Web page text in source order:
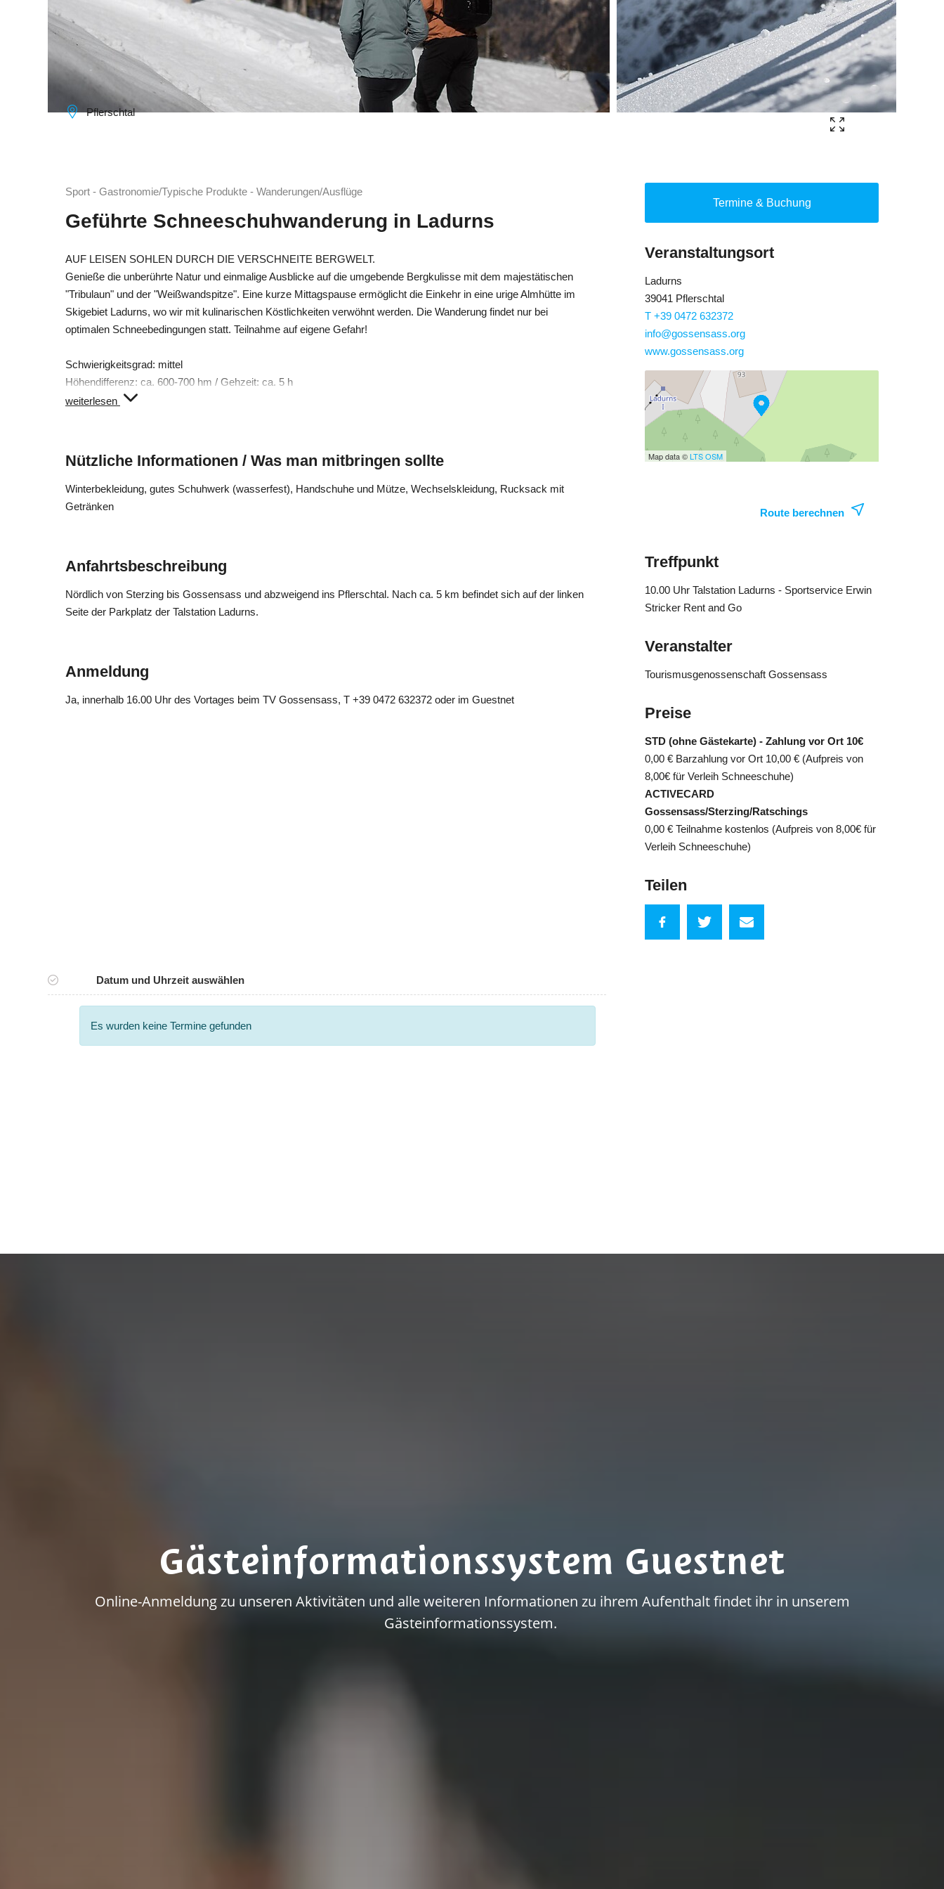
Pflerschtal
Sport - Gastronomie/Typische Produkte - Wanderungen/Ausflüge
Geführte Schneeschuhwanderung in Ladurns
AUF LEISEN SOHLEN DURCH DIE VERSCHNEITE BERGWELT.
Genieße die unberührte Natur und einmalige Ausblicke auf die umgebende Bergkulisse mit dem majestätischen
"Tribulaun" und der "Weißwandspitze". Eine kurze Mittagspause ermöglicht die Einkehr in eine urige Almhütte im
Skigebiet Ladurns, wo wir mit kulinarischen Köstlichkeiten verwöhnt werden. Die Wanderung findet nur bei
optimalen Schneebedingungen statt. Teilnahme auf eigene Gefahr!
Schwierigkeitsgrad: mittel
Höhendifferenz: ca. 600-700 hm / Gehzeit: ca. 5 h
Kinder können ab 14 Jahren teilnehmen!
weiterlesen
Nützliche Informationen / Was man mitbringen sollte
Winterbekleidung, gutes Schuhwerk (wasserfest), Handschuhe und Mütze, Wechselskleidung, Rucksack mit
Getränken
Anfahrtsbeschreibung
Nördlich von Sterzing bis Gossensass und abzweigend ins Pflerschtal. Nach ca. 5 km befindet sich auf der linken
Seite der Parkplatz der Talstation Ladurns.
Anmeldung
Ja, innerhalb 16.00 Uhr des Vortages beim TV Gossensass, T +39 0472 632372 oder im Guestnet
Termine & Buchung
Veranstaltungsort
Ladurns
39041 Pflerschtal
T +39 0472 632372
info@gossensass.org
www.gossensass.org
Map data ©LTS OSM
Route berechnen
Treffpunkt
10.00 Uhr Talstation Ladurns - Sportservice Erwin
Stricker Rent and Go
Veranstalter
Tourismusgenossenschaft Gossensass
Preise
STD (ohne Gästekarte) - Zahlung vor Ort 10€
0,00 € Barzahlung vor Ort 10,00 € (Aufpreis von
8,00€ für Verleih Schneeschuhe)
ACTIVECARD
Gossensass/Sterzing/Ratschings
0,00 €Teilnahme kostenlos (Aufpreis von 8,00€ für
Verleih Schneeschuhe)
Teilen
Gästeinformationssystem Guestnet
Online-Anmeldung zu unseren Aktivitäten und alle weiteren Informationen zu ihrem Aufenthalt findet ihr in unserem
Gästeinformationssystem.